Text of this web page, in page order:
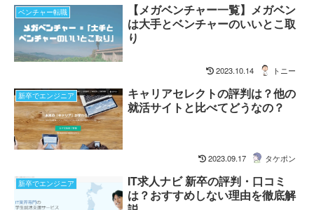
ベンチャー転職
【メガベンチャー一覧】メガベン
は大手とベンチャーのいいとこ取
り
2023.10.14 トニー
新卒でエンジニア
キャリアセレクトの評判は？他の
就活サイトと比べてどうなの？
2023.09.17 タケポン
新卒でエンジニア
IT求人ナビ 新卒の評判・口コミ
は？おすすめしない理由を徹底解